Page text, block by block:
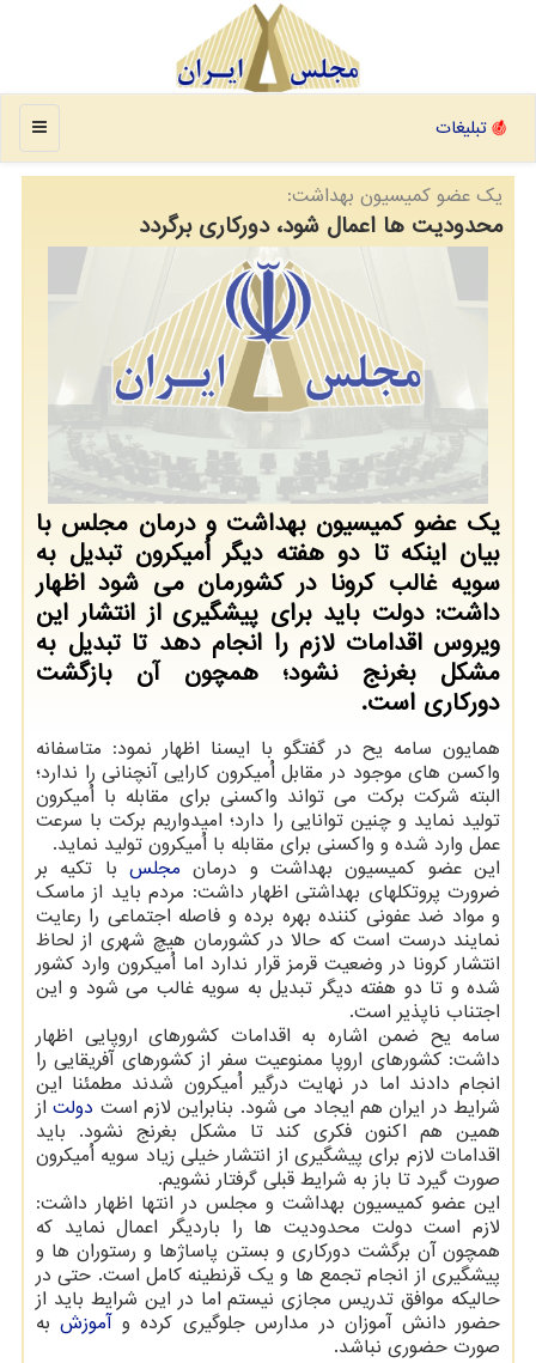
منو تبلیغات
یك عضو كمیسیون بهداشت:
محدودیت ها اعمال شود، دورکاری برگردد
یک عضو کمیسیون بهداشت و درمان مجلس با
بیان اینکه تا دو هفته دیگر اُمیکرون تبدیل به
سویه غالب کرونا در کشورمان می شود اظهار
داشت: دولت باید برای پیشگیری از انتشار این
ویروس اقدامات لازم را انجام دهد تا تبدیل به
مشکل بغرنج نشود؛ همچون آن بازگشت
دورکاری است.
همایون سامه یح در گفتگو با ایسنا اظهار نمود: متاسفانه
واکسن های موجود در مقابل اُمیکرون کارایی آنچنانی را ندارد؛
البته شرکت برکت می تواند واکسنی برای مقابله با اُمیکرون
تولید نماید و چنین توانایی را دارد؛ امیدواریم برکت با سرعت
عمل وارد شده و واکسنی برای مقابله با اُمیکرون تولید نماید.
این عضو کمیسیون بهداشت و درمان مجلس با تکیه بر
ضرورت پروتکلهای بهداشتی اظهار داشت: مردم باید از ماسک
و مواد ضد عفونی کننده بهره برده و فاصله اجتماعی را رعایت
نمایند درست است که حالا در کشورمان هیچ شهری از لحاظ
انتشار کرونا در وضعیت قرمز قرار ندارد اما اُمیکرون وارد کشور
شده و تا دو هفته دیگر تبدیل به سویه غالب می شود و این
اجتناب ناپذیر است.
سامه یح ضمن اشاره به اقدامات کشورهای اروپایی اظهار
داشت: کشورهای اروپا ممنوعیت سفر از کشورهای آفریقایی را
انجام دادند اما در نهایت درگیر اُمیکرون شدند مطمئنا این
شرایط در ایران هم ایجاد می شود. بنابراین لازم است دولتاز
همین هم اکنون فکری کند تا مشکل بغرنج نشود. باید
اقدامات لازم برای پیشگیری از انتشار خیلی زیاد سویه اُمیکرون
صورت گیرد تا باز به شرایط قبلی گرفتار نشویم.
این عضو کمیسیون بهداشت و مجلس در انتها اظهار داشت:
لازم است دولت محدودیت ها را باردیگر اعمال نماید که
همچون آن برگشت دورکاری و بستن پاساژها و رستوران ها و
پیشگیری از انجام تجمع ها و یک قرنطینه کامل است. حتی در
حالیکه موافق تدریس مجازی نیستم اما در این شرایط باید از
حضور دانش آموزان در مدارس جلوگیری کرده وآموزشبه
صورت حضوری نباشد.